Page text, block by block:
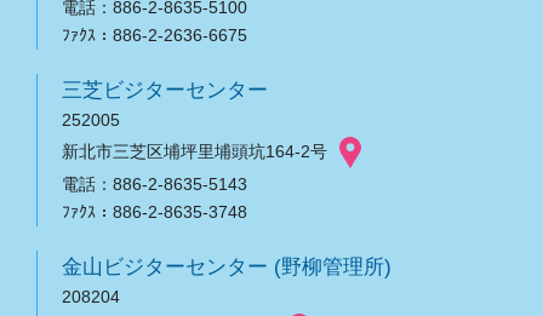
電話：886-2-8635-5100
ﾌｧｸｽ：886-2-2636-6675
三芝ビジターセンター
252005
新北市三芝区埔坪里埔頭坑164-2号
電話：886-2-8635-5143
ﾌｧｸｽ：886-2-8635-3748
金山ビジターセンター (野柳管理所)
208204